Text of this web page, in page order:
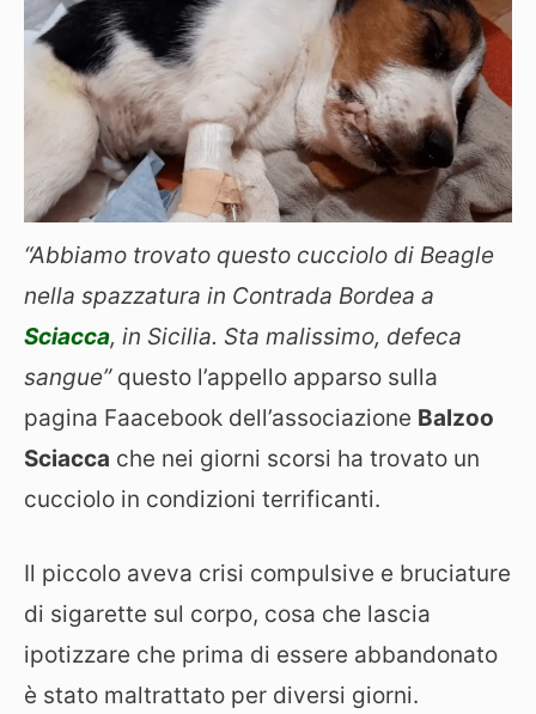
“Abbiamo trovato questo cucciolo di Beagle
nella spazzatura in Contrada Bordea a
Sciacca, in Sicilia. Sta malissimo, defeca
sangue”questo l’appello apparso sulla
pagina Faacebook dell’associazione Balzoo
Sciacca che nei giorni scorsi ha trovato un
cucciolo in condizioni terrificanti.
Il piccolo aveva crisi compulsive e bruciature
di sigarette sul corpo, cosa che lascia
ipotizzare che prima di essere abbandonato
è stato maltrattato per diversi giorni.